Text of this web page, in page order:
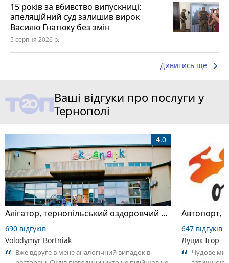
15 років за вбивство випускниці:
апеляційний суд залишив вирок
Василю Гнатюку без змін
5 серпня 2026 р.
Дивитись ще keyboard_arrow_right
Ваші відгуки про послуги у
Тернополі
Алігатор, тернопільський оздоровчий комплекс
4.0
690 відгуків
Volodymyr Bortniak
Вже вдруге в мене аналогічний випадок в
Автопорт,
647 відгуків
Луцик Ігор
Чудове